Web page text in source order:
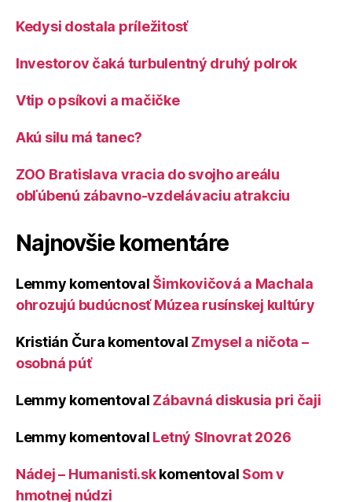
Kedysi dostala príležitosť
Investorov čaká turbulentný druhý polrok
Vtip o psíkovi a mačičke
Akú silu má tanec?
ZOO Bratislava vracia do svojho areálu
obľúbenú zábavno-vzdelávaciu atrakciu
Najnovšie komentáre
Lemmy komentoval Šimkovičová a Machala
ohrozujú budúcnosť Múzea rusínskej kultúry
Kristián Čura komentoval Zmysel a ničota –
osobná púť
Lemmy komentoval Zábavná diskusia pri čaji
Lemmy komentoval Letný Slnovrat 2026
Nádej – Humanisti.skkomentoval Som v
hmotnej núdzi